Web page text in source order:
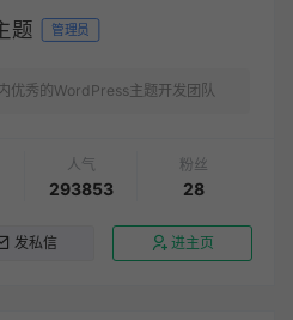
题 管理员
优秀的WordPress主题开发团队
人气
293853
粉丝
28
发私信 进主页